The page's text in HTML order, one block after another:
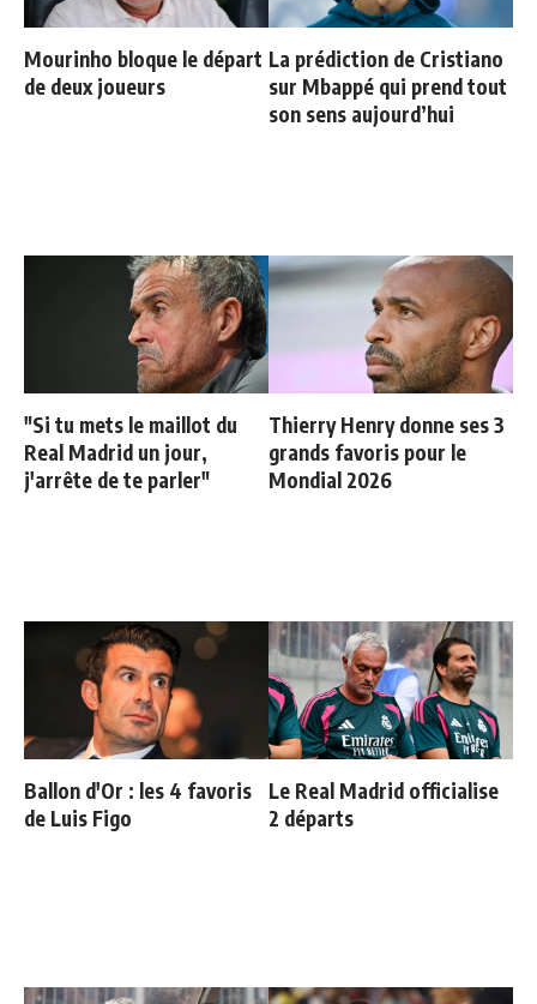
Mourinho bloque le départ
de deux joueurs
La prédiction de Cristiano
sur Mbappé qui prend tout
son sens aujourd’hui
"Si tu mets le maillot du
Real Madrid un jour,
j'arrête de te parler"
Thierry Henry donne ses 3
grands favoris pour le
Mondial 2026
Ballon d'Or : les 4 favoris
de Luis Figo
Le Real Madrid officialise
2 départs